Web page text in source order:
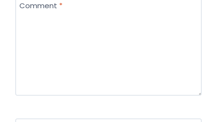
Comment *